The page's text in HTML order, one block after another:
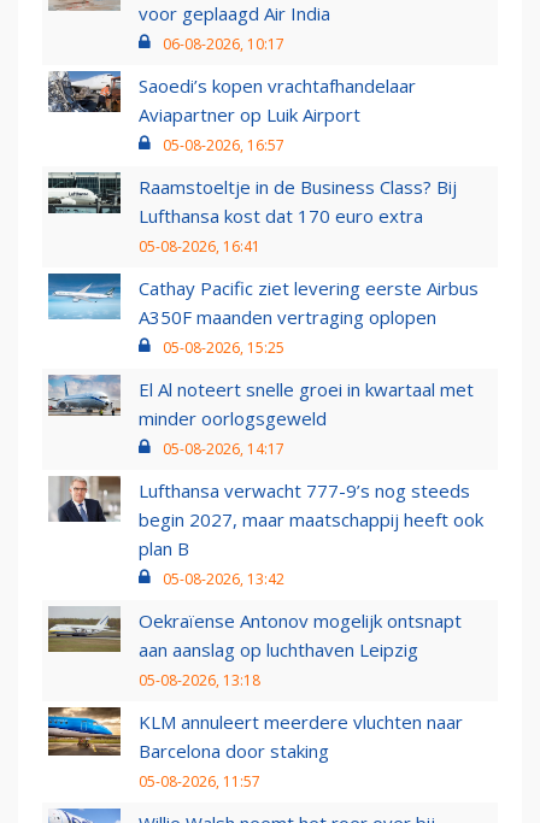
voor geplaagd Air India
06-08-2026, 10:17
Saoedi’s kopen vrachtafhandelaar
Aviapartner op Luik Airport
05-08-2026, 16:57
Raamstoeltje in de Business Class? Bij
Lufthansa kost dat 170 euro extra
05-08-2026, 16:41
Cathay Pacific ziet levering eerste Airbus
A350F maanden vertraging oplopen
05-08-2026, 15:25
El Al noteert snelle groei in kwartaal met
minder oorlogsgeweld
05-08-2026, 14:17
Lufthansa verwacht 777-9’s nog steeds
begin 2027, maar maatschappij heeft ook
plan B
05-08-2026, 13:42
Oekraïense Antonov mogelijk ontsnapt
aan aanslag op luchthaven Leipzig
05-08-2026, 13:18
KLM annuleert meerdere vluchten naar
Barcelona door staking
05-08-2026, 11:57